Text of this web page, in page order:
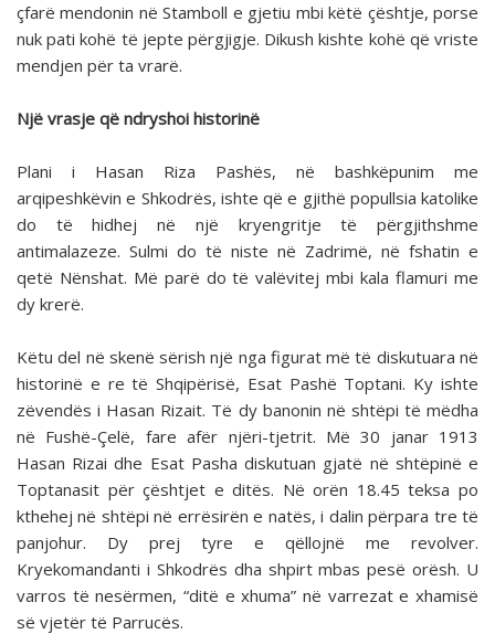
çfarë mendonin në Stamboll e gjetiu mbi këtë çështje, porse
nuk pati kohë të jepte përgjigje. Dikush kishte kohë që vriste
mendjen për ta vrarë.
Një vrasje që ndryshoi historinë
Plani i Hasan Riza Pashës, në bashkëpunim me
arqipeshkëvin e Shkodrës, ishte që e gjithë popullsia katolike
do të hidhej në një kryengritje të përgjithshme
antimalazeze. Sulmi do të niste në Zadrimë, në fshatin e
qetë Nënshat. Më parë do të valëvitej mbi kala flamuri me
dy krerë.
Këtu del në skenë sërish një nga figurat më të diskutuara në
historinë e re të Shqipërisë, Esat Pashë Toptani. Ky ishte
zëvendës i Hasan Rizait. Të dy banonin në shtëpi të mëdha
në Fushë-Çelë, fare afër njëri-tjetrit. Më 30 janar 1913
Hasan Rizai dhe Esat Pasha diskutuan gjatë në shtëpinë e
Toptanasit për çështjet e ditës. Në orën 18.45 teksa po
kthehej në shtëpi në errësirën e natës, i dalin përpara tre të
panjohur. Dy prej tyre e qëllojnë me revolver.
Kryekomandanti i Shkodrës dha shpirt mbas pesë orësh. U
varros të nesërmen, “ditë e xhuma” në varrezat e xhamisë
së vjetër të Parrucës.